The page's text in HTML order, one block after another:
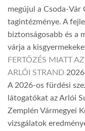
megújul a Csoda-Vár
tagintézménye. A
biztonságosabb és a
várja a
FERTŐZÉS MIATT
ARLÓI STRAND
A 2026-os fürdési
látogatókat az Arlói
Zemplén Vármegyei
vizsgálatok